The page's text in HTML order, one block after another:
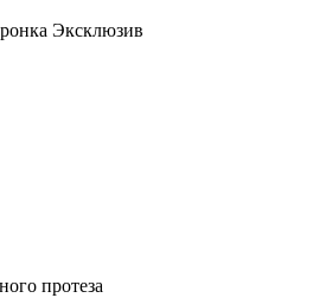
Эксклюзив
протеза